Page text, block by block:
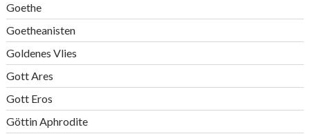
Goethe
Goetheanisten
Goldenes Vlies
Gott Ares
Gott Eros
Göttin Aphrodite